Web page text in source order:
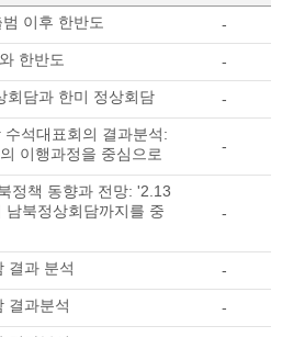
이후 한반도 -
한반도 -
회담과 한미 정상회담 -
석대표회의 결과분석:
이행과정을 중심으로
-
정책 동향과 전망: '2.13
남북정상회담까지를 중
-
결과 분석 -
결과분석 -